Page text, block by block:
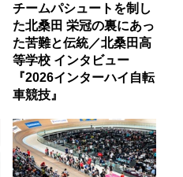
チームパシュートを制し
た北桑田 栄冠の裏にあっ
た苦難と伝統／北桑田高
等学校 インタビュー
『2026インターハイ自転
車競技』